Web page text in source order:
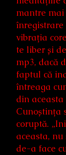
mantre
vibrația
te liber și
mp3, dacă
faptul că
întreaga
din
Cunoștința
coruptă.
aceasta,
de-a face